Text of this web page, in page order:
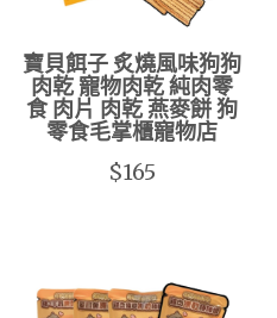
寶貝餌子 炙燒風味狗狗
肉乾 寵物肉乾 純肉零
食 肉片 肉乾 燕麥餅 狗
零食毛掌櫃寵物店
$165